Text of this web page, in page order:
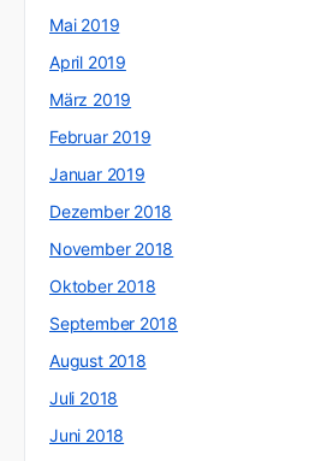
Mai 2019
April 2019
März 2019
Februar 2019
Januar 2019
Dezember 2018
November 2018
Oktober 2018
September 2018
August 2018
Juli 2018
Juni 2018